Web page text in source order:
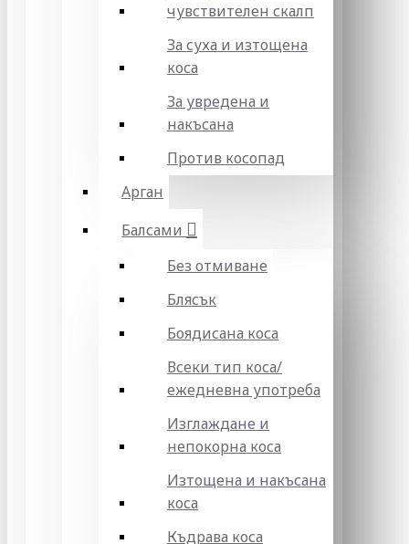
чувствителен скалп
За суха и изтощена
коса
За увредена и
накъсана
Против косопад
Арган
Балсами
Без отмиване
Блясък
Боядисана коса
Всеки тип коса/
ежедневна употреба
Изглаждане и
непокорна коса
Изтощена и накъсана
коса
Къдрава коса